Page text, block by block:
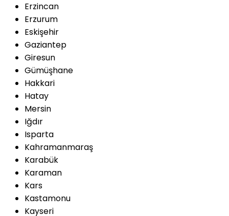
Erzincan
Erzurum
Eskişehir
Gaziantep
Giresun
Gümüşhane
Hakkari
Hatay
Mersin
Iğdır
Isparta
Kahramanmaraş
Karabük
Karaman
Kars
Kastamonu
Kayseri